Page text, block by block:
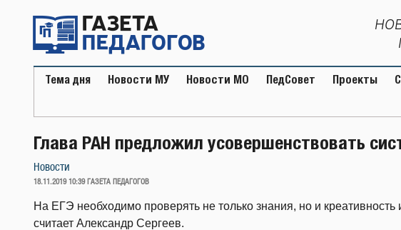
содержимому
Тема дня Новости МУ Новости МО ПедСовет Проекты
Глава РАН предложил усовершенствовать
Новости
ОПУБЛИКОВАНО
18.11.2019 10:39 ГАЗЕТА ПЕДАГОГОВ
На ЕГЭ необходимо проверять не только знания, но и креативность
считает Александр Сергеев.